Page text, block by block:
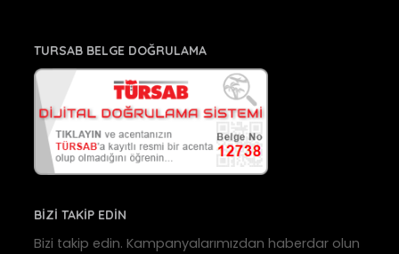
TURSAB BELGE DOĞRULAMA
BİZİ TAKİP EDİN
Bizi takip edin. Kampanyalarımızdan haberdar olun